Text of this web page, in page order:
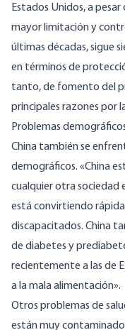
Estados Unidos, a
mayor limitación y
últimas décadas, sigue
en términos de
tanto, de fomento del
principales razones por
Problemas
China también se
demográficos. «China
cualquier otra sociedad
está convirtiendo
discapacitados. China
de diabetes y
recientemente a las de
a la mala alimentación».
Otros problemas de
están muy